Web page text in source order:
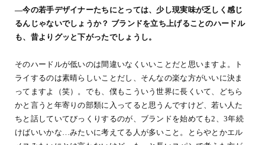
―今の若手デザイナーたちにとっては、少し現実味が乏しく感じ
るんじゃないでしょうか？ ブランドを立ち上げることのハードル
も、昔よりグッと下がったでしょうし。
そのハードルが低いのは間違いなくいいことだと思いますよ。ト
ライするのは素晴らしいことだし、そんなの楽な方がいいに決ま
ってますよ（笑）。でも、僕もこういう世界に長くいて、どちら
かと言うと年寄りの部類に入ってると思うんですけど、若い人た
ちと話していてびっくりするのが、ブランドを始めても2、3年続
けばいいかな…みたいに考えてる人が多いこと。とらやとかエル